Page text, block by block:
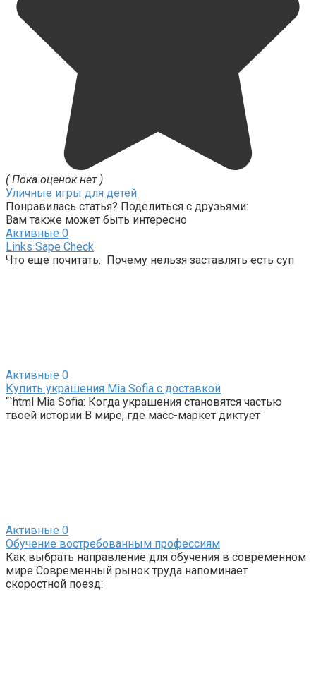
( Пока оценок нет )
Уличные игры для детей
Понравилась статья? Поделиться с друзьями:
Вам также может быть интересно
Активные 0
Links Sape Check
Что еще почитать: Почему нельзя заставлять есть суп
Активные 0
Купить украшения Mia Sofia с доставкой
“`html Mia Sofia: Когда украшения становятся частью
твоей истории В мире, где масс-маркет диктует
Активные 0
Обучение востребованным профессиям
Как выбрать направление для обучения в современном
мире Современный рынок труда напоминает
скоростной поезд: